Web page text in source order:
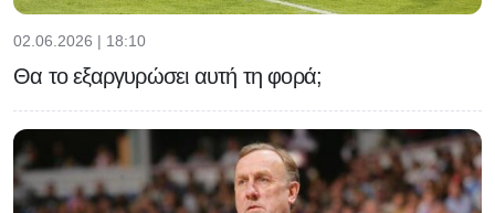
02.06.2026 | 18:10
Θα το εξαργυρώσει αυτή τη φορά;